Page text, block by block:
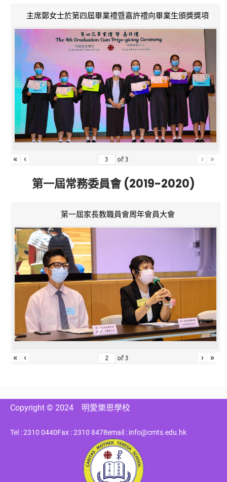
主席鄭女士於第四屆畢業禮暨嘉許禮向畢業生頒獎獎項
« ‹ of3 › »
第一屆常務委員會 (2019-2020)
第一屆家長教職員會周年會員大會
« ‹ of3 › »
Copyright © 2024 明愛樂恩學校
Tel : 2310 0440Fax : 2310 8478email : info@cmts.edu.hk